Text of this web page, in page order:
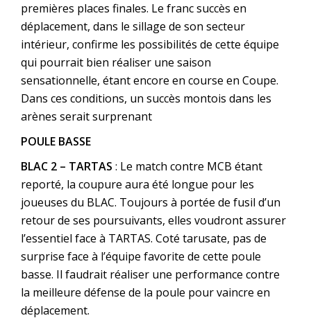
premières places finales. Le franc succès en
déplacement, dans le sillage de son secteur
intérieur, confirme les possibilités de cette équipe
qui pourrait bien réaliser une saison
sensationnelle, étant encore en course en Coupe.
Dans ces conditions, un succès montois dans les
arènes serait surprenant
POULE BASSE
BLAC 2 – TARTAS : Le match contre MCB étant
reporté, la coupure aura été longue pour les
joueuses du BLAC. Toujours à portée de fusil d’un
retour de ses poursuivants, elles voudront assurer
l’essentiel face à TARTAS. Coté tarusate, pas de
surprise face à l’équipe favorite de cette poule
basse. Il faudrait réaliser une performance contre
la meilleure défense de la poule pour vaincre en
déplacement.